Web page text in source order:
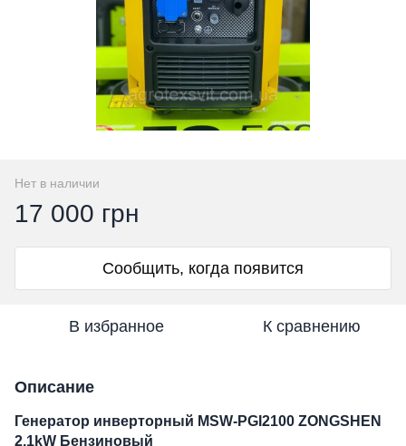
Нет в наличии
17 000 грн
Сообщить, когда появится
В избранное К сравнению
Описание
Генератор инверторный MSW-PGI2100 ZONGSHEN
2,1kW Бензиновый